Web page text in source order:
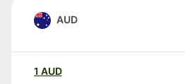
AUD
1 AUD